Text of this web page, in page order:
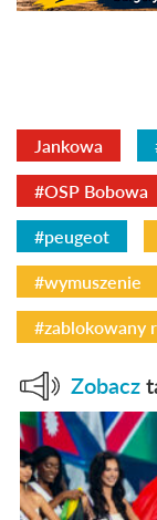
Jankowa
#OSP Bobowa
#peugeot
#wymuszenie
#zablokowany
Zobacz